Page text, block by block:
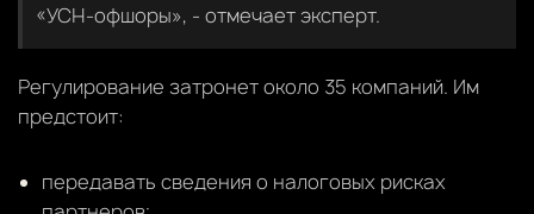
«УСН-офшоры», - отмечает эксперт.
Регулирование затронет около 35 компаний. Им
предстоит:
передавать сведения о налоговых рисках